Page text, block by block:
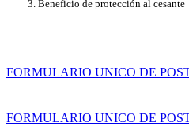
Beneficio de protección al cesante
FORMULARIO UNICO DE
FORMULARIO UNICO DE